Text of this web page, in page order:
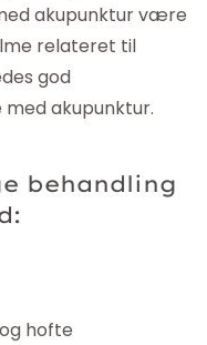
akupunktur være
relateret til
god
akupunktur.
behandling
hofte